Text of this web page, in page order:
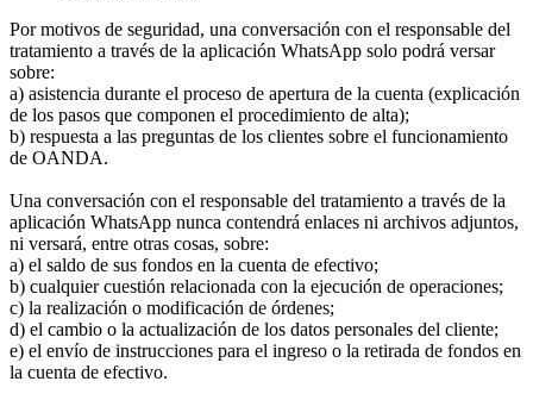
Por motivos de seguridad, una conversación con el responsable del
tratamiento a través de la aplicación WhatsApp solo podrá versar
sobre:
a) asistencia durante el proceso de apertura de la cuenta (explicación
de los pasos que componen el procedimiento de alta);
b) respuesta a las preguntas de los clientes sobre el funcionamiento
de OANDA.
Una conversación con el responsable del tratamiento a través de la
aplicación WhatsApp nunca contendrá enlaces ni archivos adjuntos,
ni versará, entre otras cosas, sobre:
a) el saldo de sus fondos en la cuenta de efectivo;
b) cualquier cuestión relacionada con la ejecución de operaciones;
c) la realización o modificación de órdenes;
d) el cambio o la actualización de los datos personales del cliente;
e) el envío de instrucciones para el ingreso o la retirada de fondos en
la cuenta de efectivo.